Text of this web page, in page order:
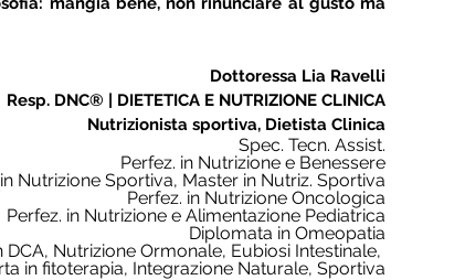
Dottoressa Lia Ravelli
Resp. DNC® | DIETETICA E NUTRIZIONE CLINICA
Nutrizionista sportiva, Dietista Clinica
Spec. Tecn. Assist.
Perfez. in Nutrizione e Benessere
Nutrizione Sportiva, Master in Nutriz. Sportiva
Perfez. in Nutrizione Oncologica
Perfez. in Nutrizione e Alimentazione Pediatrica
Diplomata in Omeopatia
DCA, Nutrizione Ormonale, Eubiosi Intestinale,
in fitoterapia, Integrazione Naturale, Sportiva